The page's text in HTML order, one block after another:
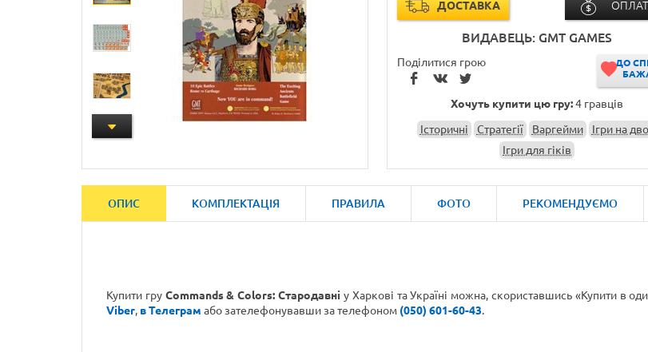
ДОСТАВКА
ВИДАВЕЦЬ: GMT GAMES
Поділитися грою
ДО
Хочуть купити цю гру:4 гравців
Історичні
Стратегії Варгейми
Ігри на
Ігри для гіків
ОПИС КОМПЛЕКТАЦІЯ ПРАВИЛА ФОТО РЕКОМЕНДУЄМО
Купити гру Commands & Colors: Стародавні у Харкові та Україні можна, скориставшись «Купити в
Viber, в Телеграм або зателефонувавши за телефоном (050) 601-60-43.